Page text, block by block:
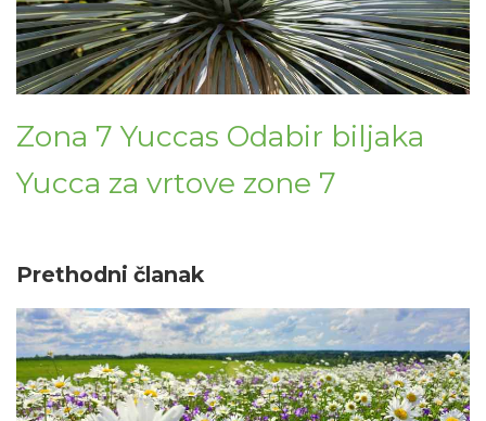
Zona 7 Yuccas Odabir biljaka
Yucca za vrtove zone 7
Prethodni članak